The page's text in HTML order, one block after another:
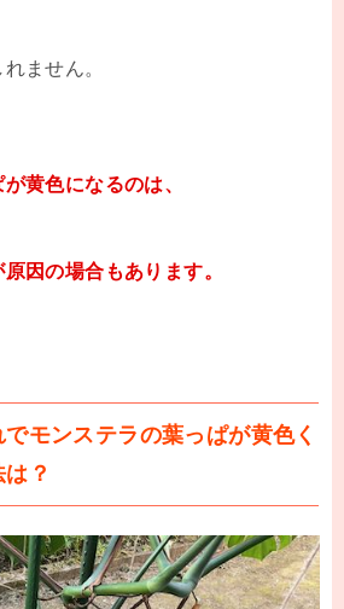
ません。
黄色になるのは、
因の場合もあります。
モンステラの葉っぱが黄色く
？